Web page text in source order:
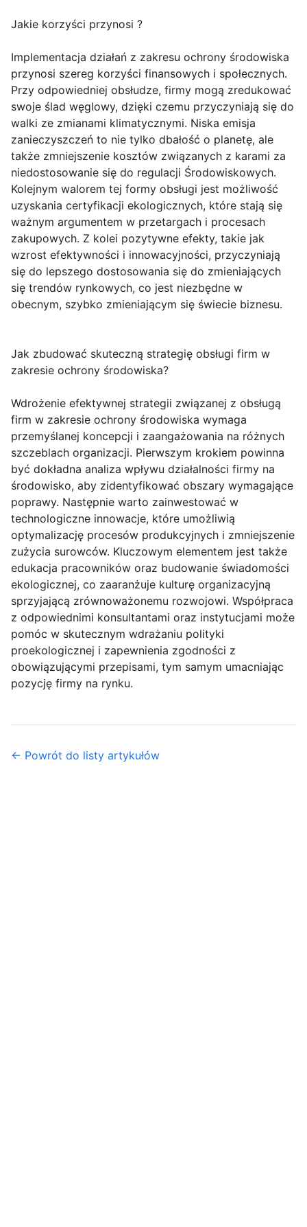
Jakie korzyści przynosi ?
Implementacja działań z zakresu ochrony środowiska
przynosi szereg korzyści finansowych i społecznych.
Przy odpowiedniej obsłudze, firmy mogą zredukować
swoje ślad węglowy, dzięki czemu przyczyniają się do
walki ze zmianami klimatycznymi. Niska emisja
zanieczyszczeń to nie tylko dbałość o planetę, ale
także zmniejszenie kosztów związanych z karami za
niedostosowanie się do regulacji Środowiskowych.
Kolejnym walorem tej formy obsługi jest możliwość
uzyskania certyfikacji ekologicznych, które stają się
ważnym argumentem w przetargach i procesach
zakupowych. Z kolei pozytywne efekty, takie jak
wzrost efektywności i innowacyjności, przyczyniają
się do lepszego dostosowania się do zmieniających
się trendów rynkowych, co jest niezbędne w
obecnym, szybko zmieniającym się świecie biznesu.
Jak zbudować skuteczną strategię obsługi firm w
zakresie ochrony środowiska?
Wdrożenie efektywnej strategii związanej z obsługą
firm w zakresie ochrony środowiska wymaga
przemyślanej koncepcji i zaangażowania na różnych
szczeblach organizacji. Pierwszym krokiem powinna
być dokładna analiza wpływu działalności firmy na
środowisko, aby zidentyfikować obszary wymagające
poprawy. Następnie warto zainwestować w
technologiczne innowacje, które umożliwią
optymalizację procesów produkcyjnych i zmniejszenie
zużycia surowców. Kluczowym elementem jest także
edukacja pracowników oraz budowanie świadomości
ekologicznej, co zaaranżuje kulturę organizacyjną
sprzyjającą zrównoważonemu rozwojowi. Współpraca
z odpowiednimi konsultantami oraz instytucjami może
pomóc w skutecznym wdrażaniu polityki
proekologicznej i zapewnienia zgodności z
obowiązującymi przepisami, tym samym umacniając
pozycję firmy na rynku.
← Powrót do listy artykułów